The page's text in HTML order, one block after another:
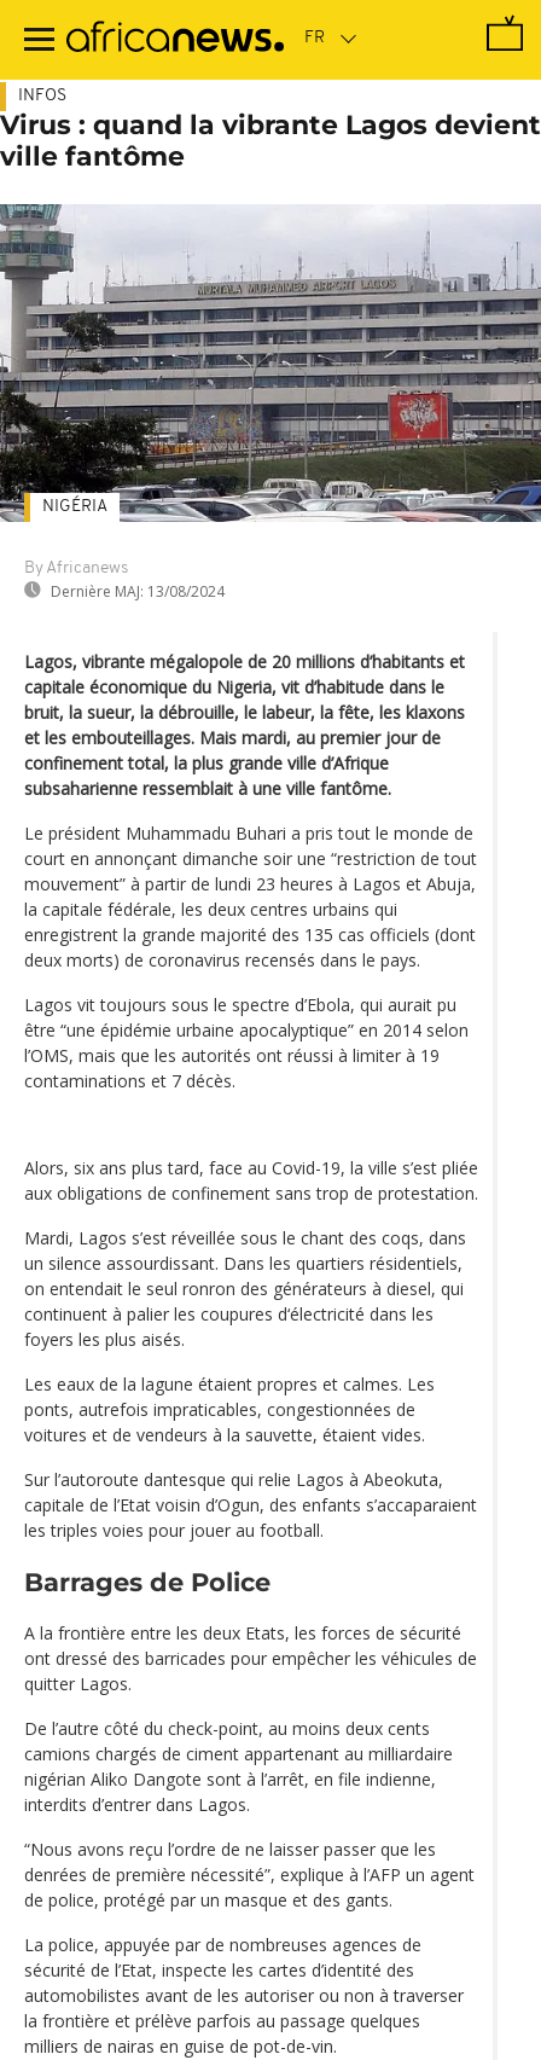
contenu
INFOS
Virus : quand la vibrante Lagos devient
ville fantôme
By Africanews
Dernière MAJ: 13/08/2024
NIGÉRIA
Lagos, vibrante mégalopole de 20 millions d’habitants et
capitale économique du Nigeria, vit d’habitude dans le
bruit, la sueur, la débrouille, le labeur, la fête, les klaxons
et les embouteillages. Mais mardi, au premier jour de
confinement total, la plus grande ville d’Afrique
subsaharienne ressemblait à une ville fantôme.
Le président Muhammadu Buhari a pris tout le monde de
court en annonçant dimanche soir une “restriction de tout
mouvement” à partir de lundi 23 heures à Lagos et Abuja,
la capitale fédérale, les deux centres urbains qui
enregistrent la grande majorité des 135 cas officiels (dont
deux morts) de coronavirus recensés dans le pays.
Lagos vit toujours sous le spectre d’Ebola, qui aurait pu
être “une épidémie urbaine apocalyptique” en 2014 selon
l’OMS, mais que les autorités ont réussi à limiter à 19
contaminations et 7 décès.
Alors, six ans plus tard, face au Covid-19, la ville s’est pliée
aux obligations de confinement sans trop de protestation.
Mardi, Lagos s’est réveillée sous le chant des coqs, dans
un silence assourdissant. Dans les quartiers résidentiels,
on entendait le seul ronron des générateurs à diesel, qui
continuent à palier les coupures d‘électricité dans les
foyers les plus aisés.
Les eaux de la lagune étaient propres et calmes. Les
ponts, autrefois impraticables, congestionnées de
voitures et de vendeurs à la sauvette, étaient vides.
Sur l’autoroute dantesque qui relie Lagos à Abeokuta,
capitale de l’Etat voisin d’Ogun, des enfants s’accaparaient
les triples voies pour jouer au football.
Barrages de Police
A la frontière entre les deux Etats, les forces de sécurité
ont dressé des barricades pour empêcher les véhicules de
quitter Lagos.
De l’autre côté du check-point, au moins deux cents
camions chargés de ciment appartenant au milliardaire
nigérian Aliko Dangote sont à l’arrêt, en file indienne,
interdits d’entrer dans Lagos.
“Nous avons reçu l’ordre de ne laisser passer que les
denrées de première nécessité”, explique à l’AFP un agent
de police, protégé par un masque et des gants.
La police, appuyée par de nombreuses agences de
sécurité de l’Etat, inspecte les cartes d’identité des
automobilistes avant de les autoriser ou non à traverser
la frontière et prélève parfois au passage quelques
milliers de nairas en guise de pot-de-vin.